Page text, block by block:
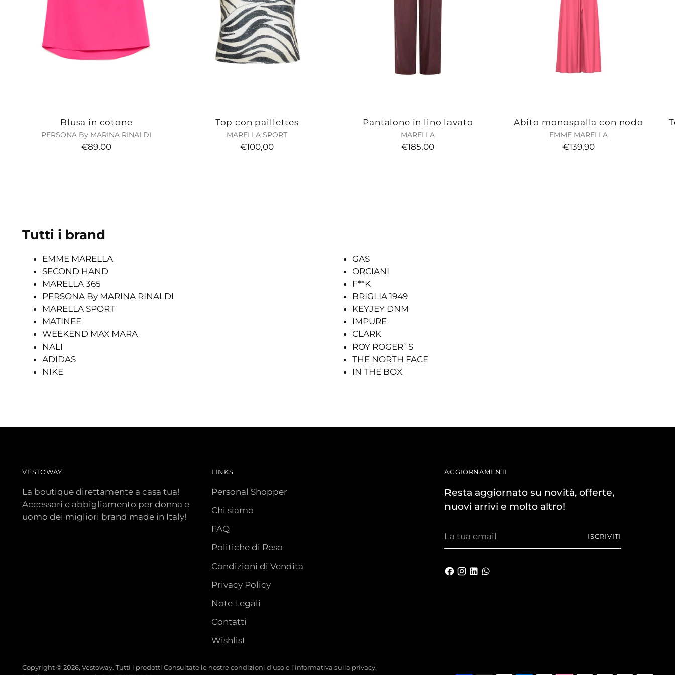
Blusa in cotone
PERSONA By MARINA RINALDI
€89,00
Top con paillettes
MARELLA SPORT
€100,00
Pantalone in lino lavato
MARELLA
€185,00
Abito monospalla con nodo
EMME MARELLA
€139,90
Tutti i brand
EMME MARELLA
SECOND HAND
MARELLA 365
PERSONA By MARINA RINALDI
MARELLA SPORT
MATINEE
WEEKEND MAX MARA
NALI
ADIDAS
NIKE
GAS
ORCIANI
F**K
BRIGLIA 1949
KEYJEY DNM
IMPURE
CLARK
ROY ROGER`S
THE NORTH FACE
IN THE BOX
VESTOWAY
La boutique direttamente a casa tua!
Accessori e abbigliamento per donna e
uomo dei migliori brand made in Italy!
LINKS
Personal Shopper
Chi siamo
FAQ
Politiche di Reso
Condizioni di Vendita
Privacy Policy
Note Legali
Contatti
Wishlist
AGGIORNAMENTI
Resta aggiornato su novità, offerte,
nuovi arrivi e molto altro!
tua
ISCRIVITI
Copyright © 2026,Vestoway. Tutti i prodotti Consultate le nostre condizioni d'uso e l'informativa sulla privacy.